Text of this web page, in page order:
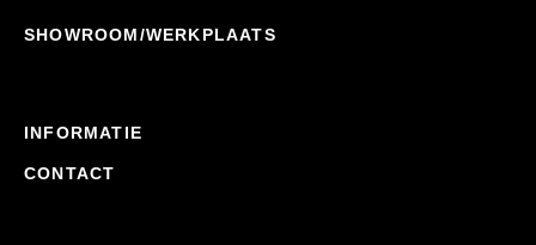
SHOWROOM/WERKPLAATS
INFORMATIE
CONTACT